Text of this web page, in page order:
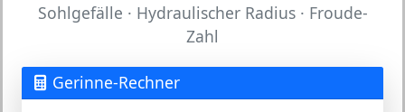
Sohlgefälle · Hydraulischer Radius · Froude-
Zahl
Gerinne-Rechner